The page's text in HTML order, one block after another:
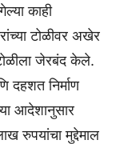
काही
टोळीवर अखेर
जेरबंद केले.
दहशत निर्माण
आदेशानुसार
रुपयांचा मुद्देमाल